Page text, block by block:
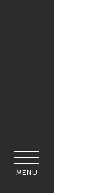
MENU